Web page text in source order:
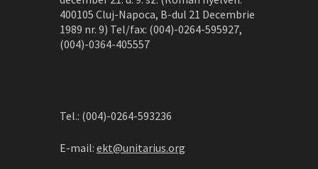
400105 Cluj-Napoca, B-dul 21 Decembrie
1989 nr. 9) Tel/fax: (004)-0264-595927,
(004)-0364-405557
Tel.: (004)-0264-593236
E-mail: ekt@unitarius.org